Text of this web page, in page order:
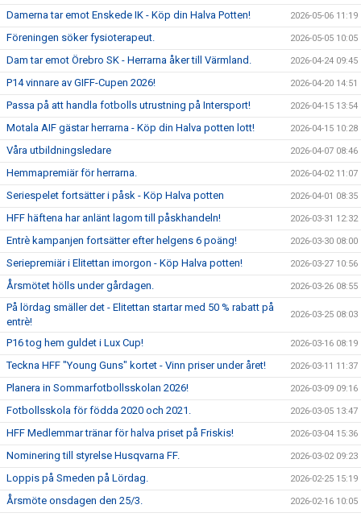
Damerna tar emot Enskede IK - Köp din Halva Potten! 2026-05-06 11:19
Föreningen söker fysioterapeut. 2026-05-05 10:05
Dam tar emot Örebro SK - Herrarna åker till Värmland. 2026-04-24 09:45
P14 vinnare av GIFF-Cupen 2026! 2026-04-20 14:51
Passa på att handla fotbolls utrustning på Intersport! 2026-04-15 13:54
Motala AIF gästar herrarna - Köp din Halva potten lott! 2026-04-15 10:28
Våra utbildningsledare 2026-04-07 08:46
Hemmapremiär för herrarna. 2026-04-02 11:07
Seriespelet fortsätter i påsk - Köp Halva potten 2026-04-01 08:35
HFF häftena har anlänt lagom till påskhandeln! 2026-03-31 12:32
Entrè kampanjen fortsätter efter helgens 6 poäng! 2026-03-30 08:00
Seriepremiär i Elitettan imorgon - Köp Halva potten! 2026-03-27 10:56
Årsmötet hölls under gårdagen. 2026-03-26 08:55
På lördag smäller det - Elitettan startar med 50 % rabatt på
entrè!
2026-03-25 08:03
P16 tog hem guldet i Lux Cup! 2026-03-16 08:19
Teckna HFF "Young Guns" kortet - Vinn priser under året! 2026-03-11 11:37
Planera in Sommarfotbollsskolan 2026! 2026-03-09 09:16
Fotbollsskola för födda 2020 och 2021. 2026-03-05 13:47
HFF Medlemmar tränar för halva priset på Friskis! 2026-03-04 15:36
Nominering till styrelse Husqvarna FF. 2026-03-02 09:23
Loppis på Smeden på Lördag. 2026-02-25 15:19
Årsmöte onsdagen den 25/3. 2026-02-16 10:05